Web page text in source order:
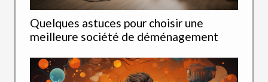
Quelques astuces pour choisir une
meilleure société de déménagement